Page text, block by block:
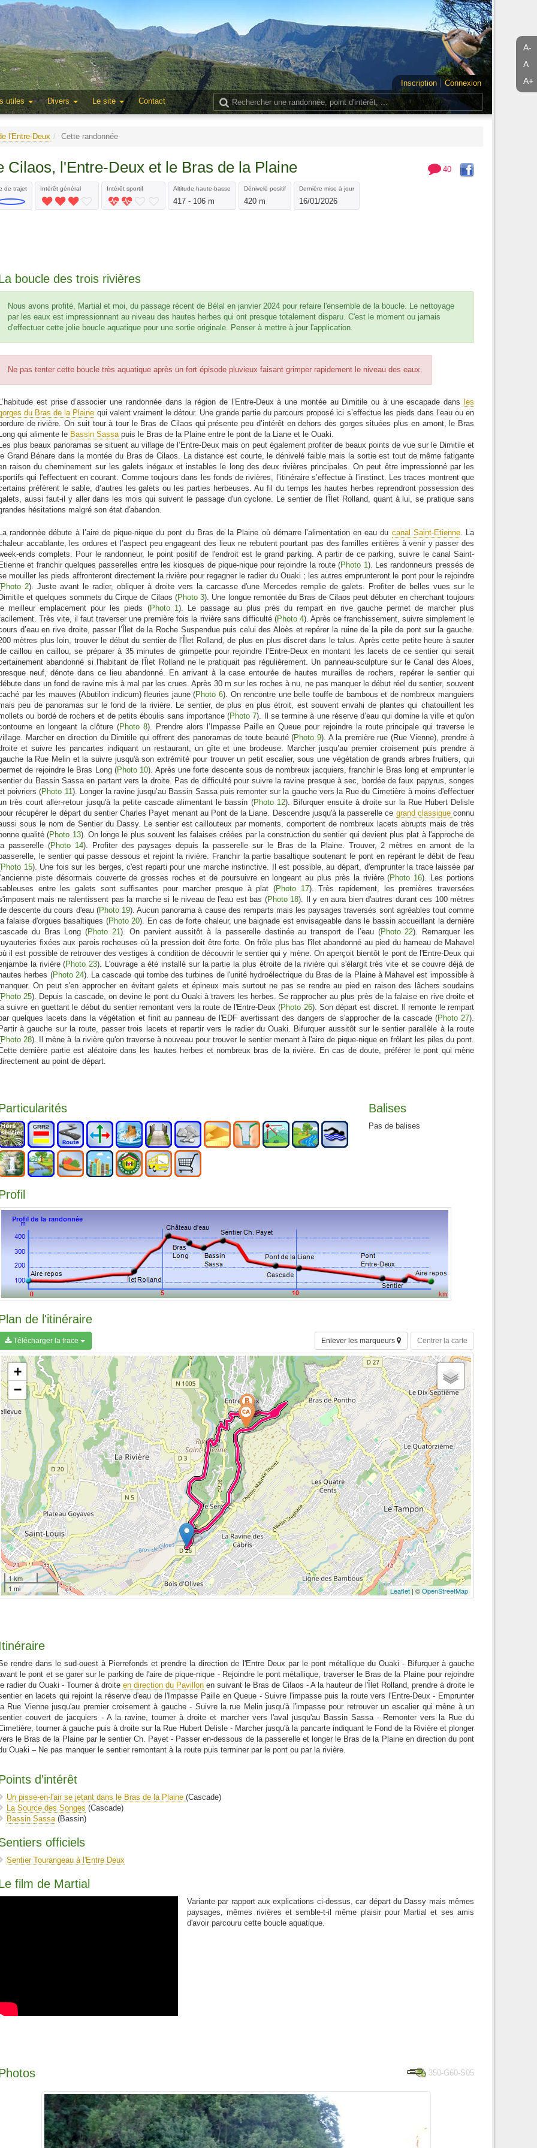
A-
A
A+
Inscription
Connexion
utiles Divers Le site Contact
l'Entre-Deux Cette randonnée
40
Cilaos, l'Entre-Deux et le Bras de la Plaine
de trajet Intérêt général Intérêt sportif Altitude haute-basse
417 - 106 m
Dénivelé positif
420 m
Dernière mise à jour
16/01/2026
boucle des trois rivières
Nous avons profité, Martial et moi, du passage récent de Bélal en janvier 2024 pour refaire l'ensemble de la boucle. Le nettoyage
par les eaux est impressionnant au niveau des hautes herbes qui ont presque totalement disparu. C'est le moment ou jamais
d'effectuer cette jolie boucle aquatique pour une sortie originale. Penser à mettre à jour l'application.
Ne pas tenter cette boucle très aquatique après un fort épisode pluvieux faisant grimper rapidement le niveau des eaux.
L’habitude est prise d’associer une randonnée dans la région de l’Entre-Deux à une montée au Dimitile ou à une escapade dans
les
du Bras de la Plaine qui valent vraiment le détour. Une grande partie du parcours proposé ici s’effectue les pieds dans l’eau ou en
bordure de rivière. On suit tour à tour le Bras de Cilaos qui présente peu d’intérêt en dehors des gorges situées plus en amont, le Bras
Long qui alimente le Bassin Sassapuis le Bras de la Plaine entre le pont de la Liane et le Ouaki.
Les plus beaux panoramas se situent au village de l’Entre-Deux mais on peut également profiter de beaux points de vue sur le Dimitile et
le Grand Bénare dans la montée du Bras de Cilaos. La distance est courte, le dénivelé faible mais la sortie est tout de même fatigante
raison du cheminement sur les galets inégaux et instables le long des deux rivières principales. On peut être impressionné par les
qui l'effectuent en courant. Comme toujours dans les fonds de rivières, l’itinéraire s’effectue à l’instinct. Les traces montrent que
préfèrent le sable, d’autres les galets ou les parties herbeuses. Au fil du temps les hautes herbes reprendront possession des
aussi faut-il y aller dans les mois qui suivent le passage d'un cyclone. Le sentier de l'Îlet Rolland, quant à lui, se pratique sans
hésitations malgré son état d'abandon.
La randonnée débute à l’aire de pique-nique du pont du Bras de la Plaine où démarre l’alimentation en eau du canal Saint-Etienne. La
accablante, les ordures et l’aspect peu engageant des lieux ne rebutent pourtant pas des familles entières à venir y passer des
ends complets. Pour le randonneur, le point positif de l'endroit est le grand parking. A partir de ce parking, suivre le canal Saint-
Etienne et franchir quelques passerelles entre les kiosques de pique-nique pour rejoindre la route (Photo 1). Les randonneurs pressés de
mouiller les pieds affronteront directement la rivière pour regagner le radier du Ouaki ; les autres emprunteront le pont pour le rejoindre
Photo 2). Juste avant le radier, obliquer à droite vers la carcasse d'une Mercedes remplie de galets. Profiter de belles vues sur le
Dimitile et quelques sommets du Cirque de Cilaos (Photo 3). Une longue remontée du Bras de Cilaos peut débuter en cherchant toujours
le meilleur emplacement pour les pieds (Photo 1). Le passage au plus près du rempart en rive gauche permet de marcher plus
Très vite, il faut traverser une première fois la rivière sans difficulté (Photo 4). Après ce franchissement, suivre simplement le
d’eau en rive droite, passer l’Îlet de la Roche Suspendue puis celui des Aloès et repérer la ruine de la pile de pont sur la gauche.
mètres plus loin, trouver le début du sentier de l’Îlet Rolland, de plus en plus discret dans le talus. Après cette petite heure à sauter
caillou en caillou, se préparer à 35 minutes de grimpette pour rejoindre l’Entre-Deux en montant les lacets de ce sentier qui serait
abandonné si l'habitant de l'Îlet Rolland ne le pratiquait pas régulièrement. Un panneau-sculpture sur le Canal des Aloes,
neuf, dénote dans ce lieu abandonné. En arrivant à la case entourée de hautes murailles de rochers, repérer le sentier qui
dans un fond de ravine mis à mal par les crues. Après 30 m sur les roches à nu, ne pas manquer le début réel du sentier, souvent
par les mauves (Abutilon indicum) fleuries jaune (Photo 6). On rencontre une belle touffe de bambous et de nombreux manguiers
peu de panoramas sur le fond de la rivière. Le sentier, de plus en plus étroit, est souvent envahi de plantes qui chatouillent les
ou bordé de rochers et de petits éboulis sans importance (Photo 7). Il se termine à une réserve d’eau qui domine la ville et qu'on
en longeant la clôture (Photo 8). Prendre alors l’Impasse Paille en Queue pour rejoindre la route principale qui traverse le
Marcher en direction du Dimitile qui offrent des panoramas de toute beauté (Photo 9). A la première rue (Rue Vienne), prendre à
et suivre les pancartes indiquant un restaurant, un gîte et une brodeuse. Marcher jusqu’au premier croisement puis prendre à
la Rue Melin et la suivre jusqu'à son extrémité pour trouver un petit escalier, sous une végétation de grands arbres fruitiers, qui
de rejoindre le Bras Long (Photo 10). Après une forte descente sous de nombreux jacquiers, franchir le Bras long et emprunter le
du Bassin Sassa en partant vers la droite. Pas de difficulté pour suivre la ravine presque à sec, bordée de faux papyrus, songes
poivriers (Photo 11). Longer la ravine jusqu’au Bassin Sassa puis remonter sur la gauche vers la Rue du Cimetière à moins d'effectuer
très court aller-retour jusqu'à la petite cascade alimentant le bassin (Photo 12). Bifurquer ensuite à droite sur la Rue Hubert Delisle
récupérer le départ du sentier Charles Payet menant au Pont de la Liane. Descendre jusqu'à la passerelle ce grand classiqueconnu
sous le nom de Sentier du Dassy. Le sentier est caillouteux par moments, comportent de nombreux lacets abrupts mais de très
bonne qualité (Photo 13). On longe le plus souvent les falaises créées par la construction du sentier qui devient plus plat à l'approche de
la passerelle (Photo 14). Profiter des paysages depuis la passerelle sur le Bras de la Plaine. Trouver, 2 mètres en amont de la
le sentier qui passe dessous et rejoint la rivière. Franchir la partie basaltique soutenant le pont en repérant le débit de l'eau
Photo 15). Une fois sur les berges, c'est reparti pour une marche instinctive. Il est possible, au départ, d'emprunter la trace laissée par
l'ancienne piste désormais couverte de grosses roches et de poursuivre en longeant au plus près la rivière (Photo 16). Les portions
entre les galets sont suffisantes pour marcher presque à plat (Photo 17). Très rapidement, les premières traversées
mais ne ralentissent pas la marche si le niveau de l'eau est bas (Photo 18). Il y en aura bien d'autres durant ces 100 mètres
descente du cours d'eau (Photo 19). Aucun panorama à cause des remparts mais les paysages traversés sont agréables tout comme
la falaise d'orgues basaltiques (Photo 20). En cas de forte chaleur, une baignade est envisageable dans le bassin accueillant la dernière
du Bras Long (Photo 21). On parvient aussitôt à la passerelle destinée au transport de l’eau (Photo 22). Remarquer les
fixées aux parois rocheuses où la pression doit être forte. On frôle plus bas l'îlet abandonné au pied du hameau de Mahavel
il est possible de retrouver des vestiges à condition de découvrir le sentier qui y mène. On aperçoit bientôt le pont de l'Entre-Deux qui
la rivière (Photo 23). L'ouvrage a été installé sur la partie la plus étroite de la rivière qui s'élargit très vite et se couvre déjà de
hautes herbes (Photo 24). La cascade qui tombe des turbines de l'unité hydroélectrique du Bras de la Plaine à Mahavel est impossible à
On peut s'en approcher en évitant galets et épineux mais surtout ne pas se rendre au pied en raison des lâchers soudains
Photo 25). Depuis la cascade, on devine le pont du Ouaki à travers les herbes. Se rapprocher au plus près de la falaise en rive droite et
la suivre en guettant le début du sentier remontant vers la route de l'Entre-Deux (Photo 26). Son départ est discret. Il remonte le rempart
quelques lacets dans la végétation et finit au panneau de l'EDF avertissant des dangers de s'approcher de la cascade (Photo 27).
Partir à gauche sur la route, passer trois lacets et repartir vers le radier du Ouaki. Bifurquer aussitôt sur le sentier parallèle à la route
Photo 28). Il mène à la rivière qu'on traverse à nouveau pour trouver le sentier menant à l'aire de pique-nique en frôlant les piles du pont.
dernière partie est aléatoire dans les hautes herbes et nombreux bras de la rivière. En cas de doute, préférer le pont qui mène
au point de départ.
Balises
Pas de balises
de l'itinéraire
Télécharger la trace Centrer la carte
Enlever les marqueurs
+
−
1 km
1 mi
Leaflet | ©OpenStreetMap
rendre dans le sud-ouest à Pierrefonds et prendre la direction de l'Entre Deux par le pont métallique du Ouaki - Bifurquer à gauche
le pont et se garer sur le parking de l'aire de pique-nique - Rejoindre le pont métallique, traverser le Bras de la Plaine pour rejoindre
le radier du Ouaki - Tourner à droite en direction du Pavillon en suivant le Bras de Cilaos - A la hauteur de l'Îlet Rolland, prendre à droite le
en lacets qui rejoint la réserve d'eau de l'Impasse Paille en Queue - Suivre l'impasse puis la route vers l'Entre-Deux - Emprunter
la Rue Vienne jusqu'au premier croisement à gauche - Suivre la rue Melin jusqu'à l'impasse pour retrouver un escalier qui mène à un
couvert de jacquiers - A la ravine, tourner à droite et marcher vers l'aval jusqu'au Bassin Sassa - Remonter vers la Rue du
tourner à gauche puis à droite sur la Rue Hubert Delisle - Marcher jusqu'à la pancarte indiquant le Fond de la Rivière et plonger
le Bras de la Plaine par le sentier Ch. Payet - Passer en-dessous de la passerelle et longer le Bras de la Plaine en direction du pont
Ouaki – Ne pas manquer le sentier remontant à la route puis terminer par le pont ou par la rivière.
d'intérêt
Un pisse-en-l'air se jetant dans le Bras de la Plaine (Cascade)
La Source des Songes (Cascade)
Bassin Sassa(Bassin)
officiels
Sentier Tourangeau à l'Entre Deux
film de Martial
Variante par rapport aux explications ci-dessus, car départ du Dassy mais mêmes
paysages, mêmes rivières et semble-t-il même plaisir pour Martial et ses amis
d'avoir parcouru cette boucle aquatique.
350-G60-S05